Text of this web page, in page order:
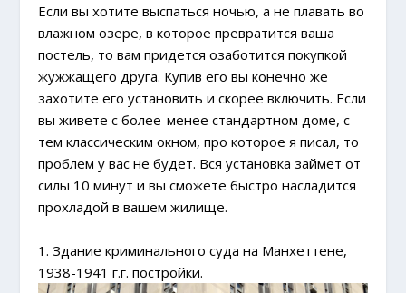
Если вы хотите выспаться ночью, а не плавать во
влажном озере, в которое превратится ваша
постель, то вам придется озаботится покупкой
жужжащего друга. Купив его вы конечно же
захотите его установить и скорее включить. Если
вы живете с более-менее стандартном доме, с
тем классическим окном, про которое я писал, то
проблем у вас не будет. Вся установка займет от
силы 10 минут и вы сможете быстро насладится
прохладой в вашем жилище.
1. Здание криминального суда на Манхеттене,
1938-1941 г.г. постройки.